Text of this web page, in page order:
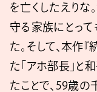
を亡くしたえりな
守る家族にとって
た。そして、本作
た「アホ部長」と
たことで、59歳の